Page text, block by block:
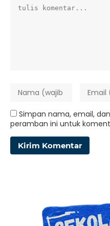
Simpan nama, email,
peramban ini untuk